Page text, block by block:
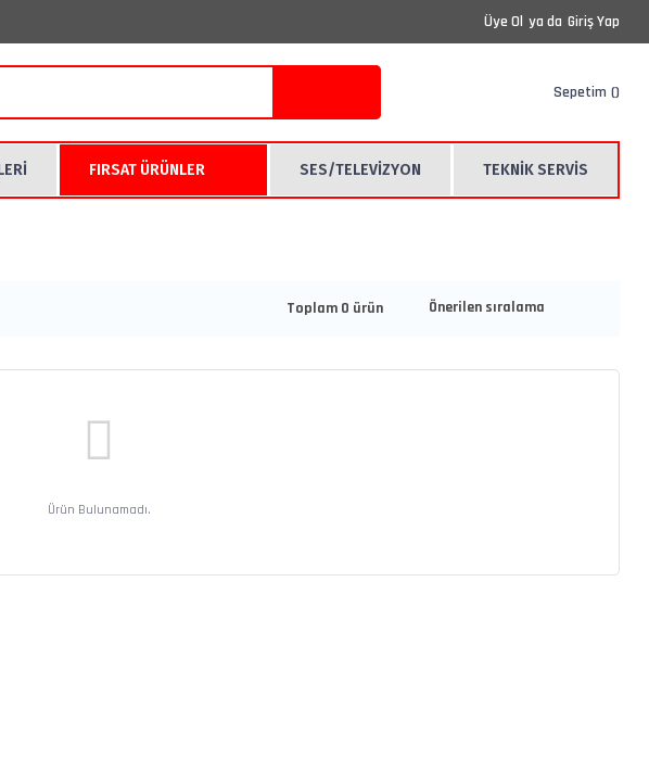
Üye Ol ya da Giriş Yap
Sepetim
FIRSAT ÜRÜNLER SES/TELEVİZYON TEKNİK SERVİS
Toplam 0 ürün
Ürün Bulunamadı.